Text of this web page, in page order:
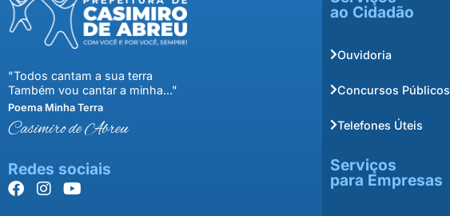
"Todos cantam a sua terra
Também vou cantar a minha..."
Poema Minha Terra
Casimiro de Abreu
Redes sociais
ao Cidadão
Ouvidoria
Concursos Públicos
Telefones Úteis
Serviços
para Empresas